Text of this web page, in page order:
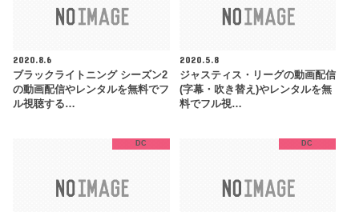
2020.8.6
ブラックライトニング シーズン2
の動画配信やレンタルを無料でフ
ル視聴する…
2020.5.8
ジャスティス・リーグの動画配信
(字幕・吹き替え)やレンタルを無
料でフル視…
DC DC